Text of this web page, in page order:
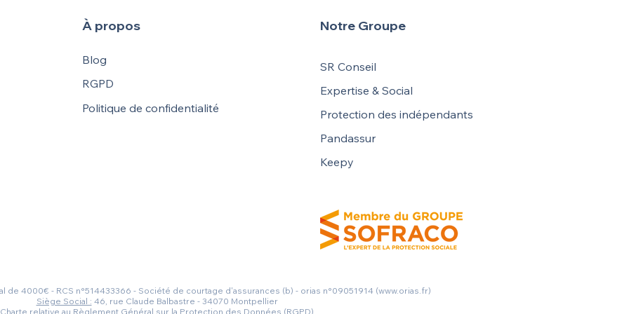
À propos
Blog
RGPD
Politique de confidentialité
Notre Groupe
SR Conseil
Expertise & Social
Protection des indépendants
Pandassur
Keepy
de 4000€ - RCS n°514433366 - Société de courtage d'assurances (b) - orias n°09051914 (www.orias.fr)
Siège Social : 46, rue Claude Balbastre - 34070 Montpellier
Charte relative au Règlement Général sur la Protection des Données (RGPD)